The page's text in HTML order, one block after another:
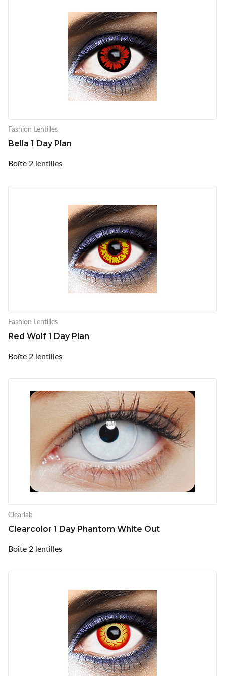
Fashion Lentilles
Bella 1 Day Plan
Boîte 2 lentilles
Fashion Lentilles
Red Wolf 1 Day Plan
Boîte 2 lentilles
Clearlab
Clearcolor 1 Day Phantom White Out
Boîte 2 lentilles